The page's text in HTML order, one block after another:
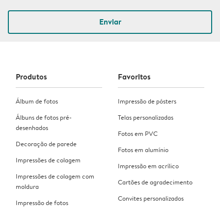
Enviar
Produtos
Álbum de fotos
Álbuns de fotos pré-
desenhados
Decoração de parede
Impressões de colagem
Impressões de colagem com
moldura
Impressão de fotos
Favoritos
Impressão de pósters
Telas personalizadas
Fotos em PVC
Fotos em alumínio
Impressão em acrílico
Cartões de agradecimento
Convites personalizados